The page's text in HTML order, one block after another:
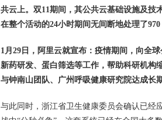
共云上。双11期间，其公共云基础设施及技
在整个活动的24小时期间无间断地处理了
1月29日，阿里云就宣布：疫情期间，向全
新药研发、蛋白筛选等工作，帮助科研机构
与钟南山团队、广州呼吸健康研究院达成长
与此同时，浙江省卫生健康委员会确认已经